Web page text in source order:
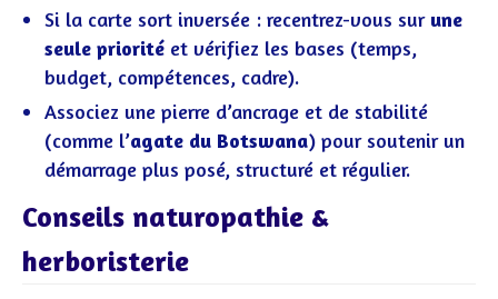
Si la carte sort inversée : recentrez-vous sur une
seule priorité et vérifiez les bases (temps,
budget, compétences, cadre).
Associez une pierre d’ancrage et de stabilité
(comme l’agate du Botswana) pour soutenir un
démarrage plus posé, structuré et régulier.
Conseils naturopathie &
herboristerie